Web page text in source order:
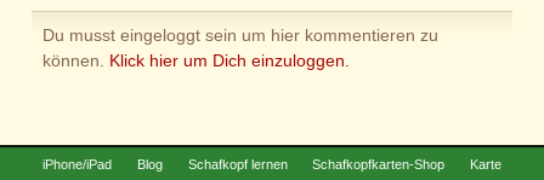
Du musst eingeloggt sein um hier kommentieren zu
können. Klick hier um Dich einzuloggen.
iPhone/iPad Blog Schafkopf lernen Schafkopfkarten-Shop Karte